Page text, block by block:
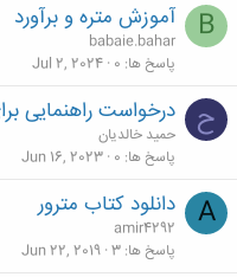
B آموزش متره و برآورد
babaie.bahar
پاسخ ها 0
Jul 2, 2024
ح درخواست راهنمایی
حمید خالدیان
پاسخ ها 0
Jun 16, 2023
A دانلود کتاب مترور
amir4292
پاسخ ها 3
Jun 22, 2019